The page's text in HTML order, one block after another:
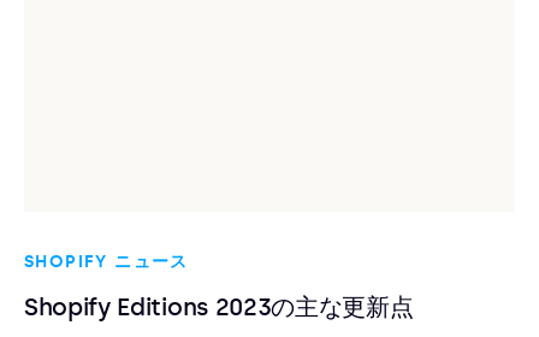
SHOPIFY ニュース
Shopify Editions 2023の主な更新点